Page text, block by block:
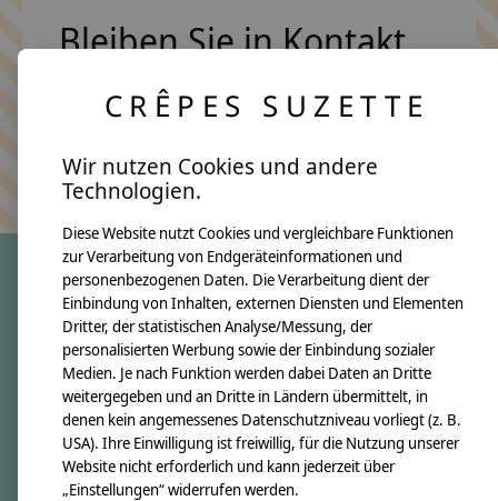
Bleiben Sie in Kontakt
Keine Sorge, wir übertreiben es nicht
crêpes suzette
Über uns
Unsere Creppies
Nähkästchen
Unsere Stoffe
Impressum
CRÊPES SUZETTE
Wir nutzen Cookies und andere
Technologien.
Diese Website nutzt Cookies und vergleichbare Funktionen
zur Verarbeitung von Endgeräteinformationen und
personenbezogenen Daten. Die Verarbeitung dient der
Einbindung von Inhalten, externen Diensten und Elementen
Dritter, der statistischen Analyse/Messung, der
personalisierten Werbung sowie der Einbindung sozialer
Medien. Je nach Funktion werden dabei Daten an Dritte
weitergegeben und an Dritte in Ländern übermittelt, in
denen kein angemessenes Datenschutzniveau vorliegt (z. B.
USA). Ihre Einwilligung ist freiwillig, für die Nutzung unserer
Website nicht erforderlich und kann jederzeit über
„Einstellungen“ widerrufen werden.